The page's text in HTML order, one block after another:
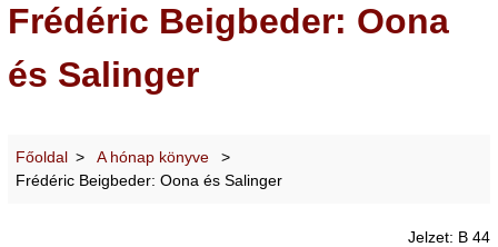
Frédéric Beigbeder: Oona
és Salinger
Főoldal
A hónap könyve
Frédéric Beigbeder: Oona és Salinger
Jelzet: B 44